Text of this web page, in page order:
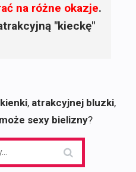
na różne okazje.
"kieckę"
, atrakcyjnej bluzki,
sexy bielizny?